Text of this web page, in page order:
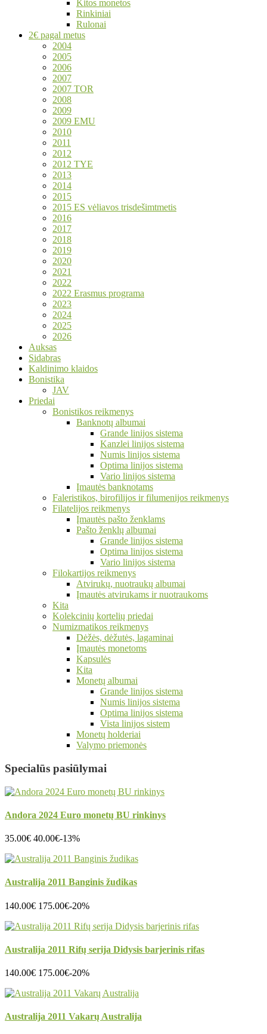
Kitos monetos
Rinkiniai
Rulonai
2€ pagal metus
2004
2005
2006
2007
2007 TOR
2008
2009
2009 EMU
2010
2011
2012
2012 TYE
2013
2014
2015
2015 ES vėliavos trisdešimtmetis
2016
2017
2018
2019
2020
2021
2022
2022 Erasmus programa
2023
2024
2025
2026
Auksas
Sidabras
Kaldinimo klaidos
Bonistika
JAV
Priedai
Bonistikos reikmenys
Banknotų albumai
Grande linijos sistema
Kanzlei linijos sistema
Numis linijos sistema
Optima linijos sistema
Vario linijos sistema
Įmautės banknotams
Faleristikos, birofilijos ir filumenijos reikmenys
Filatelijos reikmenys
Įmautės pašto ženklams
Pašto ženklų albumai
Grande linijos sistema
Optima linijos sistema
Vario linijos sistema
Filokartijos reikmenys
Atvirukų, nuotraukų albumai
Įmautės atvirukams ir nuotraukoms
Kita
Kolekcinių kortelių priedai
Numizmatikos reikmenys
Dėžės, dėžutės, lagaminai
Įmautės monetoms
Kapsulės
Kita
Monetų albumai
Grande linijos sistema
Numis linijos sistema
Optima linijos sistema
Vista linijos sistem
Monetų holderiai
Valymo priemonės
Specialūs pasiūlymai
Andora 2024 Euro monetų BU rinkinys
35.00€ 40.00€-13%
Australija 2011 Banginis žudikas
140.00€ 175.00€-20%
Australija 2011 Rifų serija Didysis barjerinis rifas
140.00€ 175.00€-20%
Australija 2011 Vakarų Australija